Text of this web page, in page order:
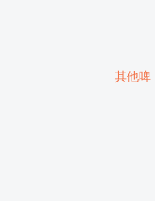
其他啤